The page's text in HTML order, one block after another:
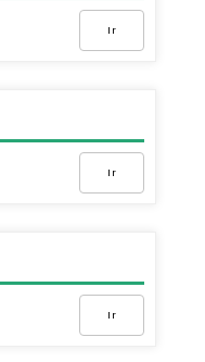
Ir
Ir
Ir